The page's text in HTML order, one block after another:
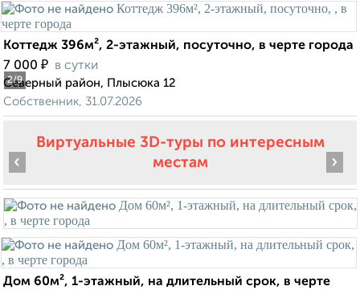
2/9
Коттедж 396м², 2-этажный, посуточно, в черте города
7 000 ₽ в сутки
Северный район, Плысюка 12
Собственник, 31.07.2026
Виртуальные 3D-туры по интересным
местам
‹ ›
Дом 60м², 1-этажный, на длительный срок, в черте